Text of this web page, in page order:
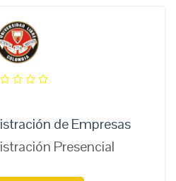
de Empresas
Presencial